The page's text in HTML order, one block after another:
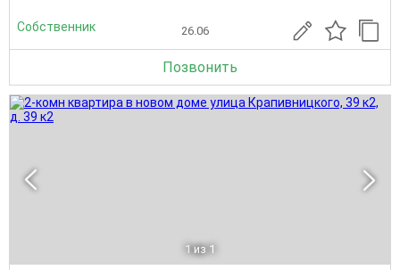
Собственник 26.06
Позвонить
1 из 1